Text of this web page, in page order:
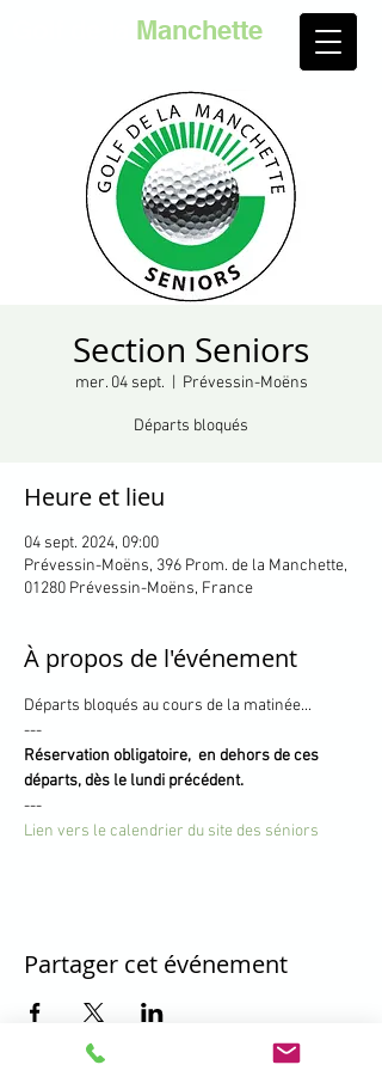
Manchette
Section Seniors
mer. 04 sept. Prévessin-Moëns
Départs bloqués
Heure et lieu
04 sept. 2024, 09:00
Prévessin-Moëns, 396 Prom. de la Manchette,
01280 Prévessin-Moëns, France
À propos de l'événement
Départs bloqués au cours de la matinée...
---
Réservation obligatoire,  en dehors de ces
départs, dès le lundi précédent.
---
Lien vers le calendrier du site des séniors
Partager cet événement